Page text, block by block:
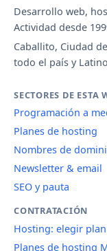
Desarrollo web,
Actividad desde
Caballito, Ciudad
todo el país y
SECTORES DE ESTA
Programación a
Planes de hosting
Nombres de
Newsletter & email
SEO y pauta
CONTRATACIÓN
Hosting: elegir
Planes de hosting